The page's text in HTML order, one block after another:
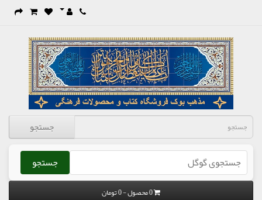
جستجو
جستجو
0 محصول - 0 تومان